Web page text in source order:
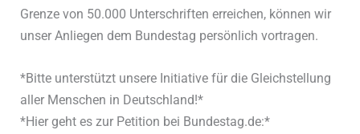
Grenze von 50.000 Unterschriften erreichen, können wir
unser Anliegen dem Bundestag persönlich vortragen.
*Bitte unterstützt unsere Initiative für die Gleichstellung
aller Menschen in Deutschland!*
*Hier geht es zur Petition bei Bundestag.de:*